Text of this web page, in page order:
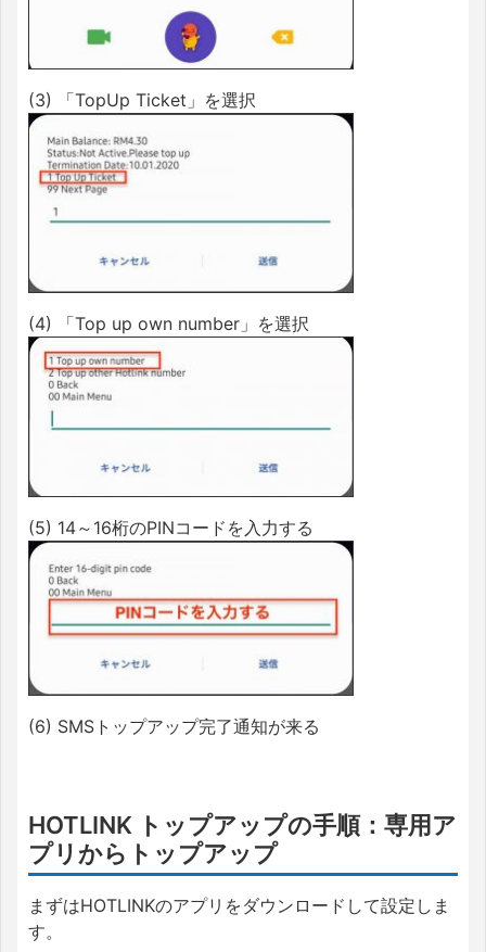
(3) 「TopUp Ticket」を選択
(4) 「Top up own number」を選択
(5) 14～16桁のPINコードを入力する
(6) SMSトップアップ完了通知が来る
HOTLINK トップアップの手順：専用ア
プリからトップアップ
まずはHOTLINKのアプリをダウンロードして設定しま
す。